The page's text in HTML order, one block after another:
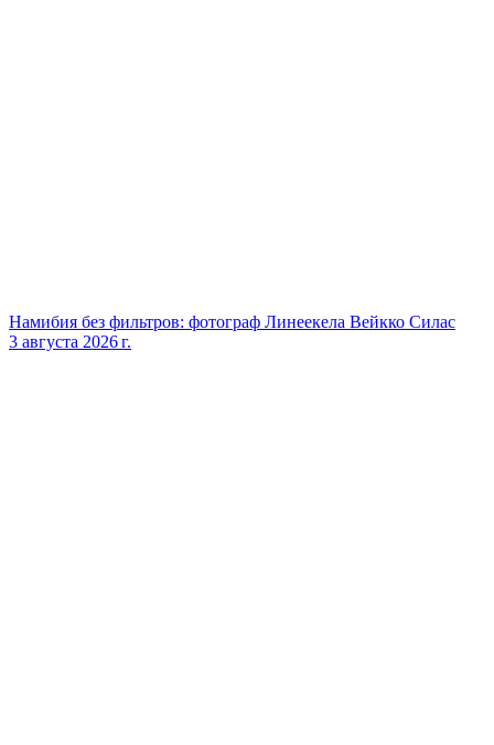
Намибия без фильтров: фотограф Линеекела Вейкко Силас
3 августа 2026 г.